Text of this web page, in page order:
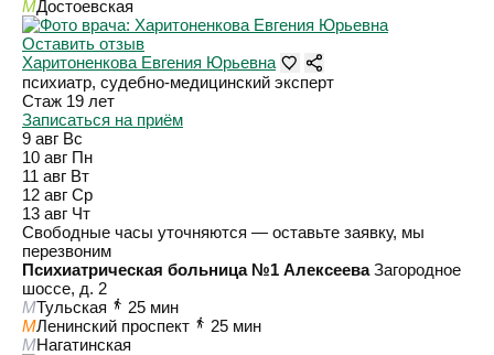
MДостоевская
Оставить отзыв
Харитоненкова Евгения Юрьевна
психиатр, судебно-медицинский эксперт
Стаж 19 лет
Записаться на приём
9 авг Вс
10 авг Пн
11 авг Вт
12 авг Ср
13 авг Чт
Свободные часы уточняются — оставьте заявку, мы
перезвоним
Психиатрическая больница №1 Алексеева Загородное
шоссе, д. 2
MТульская
25 мин
MЛенинский проспект
25 мин
MНагатинская